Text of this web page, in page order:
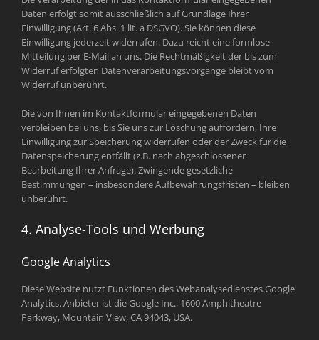
Daten erfolgt somit ausschließlich auf Grundlage Ihrer
Einwilligung (Art. 6 Abs. 1 lit. a DSGVO). Sie können diese
Einwilligung jederzeit widerrufen. Dazu reicht eine formlose
Mitteilung per E-Mail an uns. Die Rechtmäßigkeit der bis zum
Widerruf erfolgten Datenverarbeitungsvorgänge bleibt vom
Widerruf unberührt.
Die von Ihnen im Kontaktformular eingegebenen Daten
verbleiben bei uns, bis Sie uns zur Löschung auffordern, Ihre
Einwilligung zur Speicherung widerrufen oder der Zweck für die
Datenspeicherung entfällt (z.B. nach abgeschlossener
Bearbeitung Ihrer Anfrage). Zwingende gesetzliche
Bestimmungen – insbesondere Aufbewahrungsfristen – bleiben
unberührt.
4. Analyse-Tools und Werbung
Google Analytics
Diese Website nutzt Funktionen des Webanalysedienstes Google
Analytics. Anbieter ist die Google Inc., 1600 Amphitheatre
Parkway, Mountain View, CA 94043, USA.